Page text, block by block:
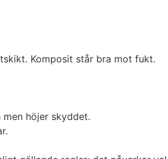
Komposit står bra mot fukt.
höjer skyddet.